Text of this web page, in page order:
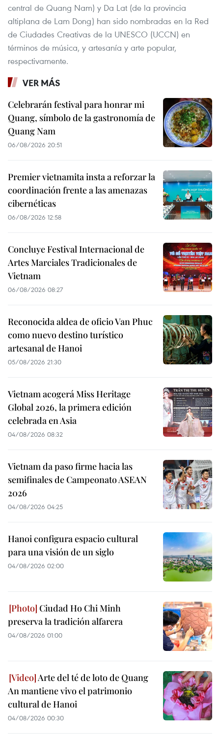
central de Quang Nam) y Da Lat (de la provincia
altiplana de Lam Dong) han sido nombradas en la Red
de Ciudades Creativas de la UNESCO (UCCN) en
términos de música, y artesanía y arte popular,
respectivamente.
VER MÁS
Celebrarán festival para honrar mi
Quang, símbolo de la gastronomía de
Quang Nam
06/08/2026 20:51
Premier vietnamita insta a reforzar la
coordinación frente a las amenazas
cibernéticas
06/08/2026 12:58
Concluye Festival Internacional de
Artes Marciales Tradicionales de
Vietnam
06/08/2026 08:27
Reconocida aldea de oficio Van Phuc
como nuevo destino turístico
artesanal de Hanoi
05/08/2026 21:30
Vietnam acogerá Miss Heritage
Global 2026, la primera edición
celebrada en Asia
04/08/2026 08:32
Vietnam da paso firme hacia las
semifinales de Campeonato ASEAN
2026
04/08/2026 04:25
Hanoi configura espacio cultural
para una visión de un siglo
04/08/2026 02:00
Ciudad Ho Chi Minh
preserva la tradición alfarera
04/08/2026 01:00
Arte del té de loto de Quang
An mantiene vivo el patrimonio
cultural de Hanoi
04/08/2026 00:30